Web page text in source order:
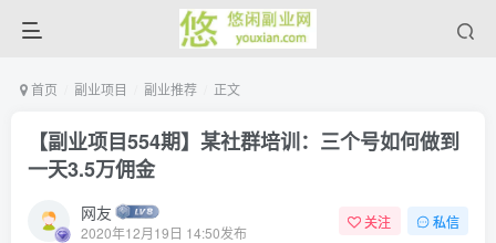
首页 副业项目 副业推荐 正文
【副业项目554期】某社群培训：三个号如何做到
一天3.5万佣金
网友
2020年12月19日 14:50发布
关注 私信